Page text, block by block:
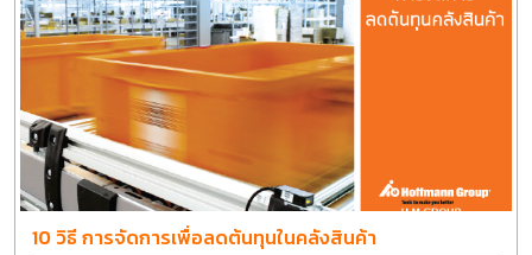
10 วิธี การจัดการเพื่อลดต้นทุนในคลังสินค้า